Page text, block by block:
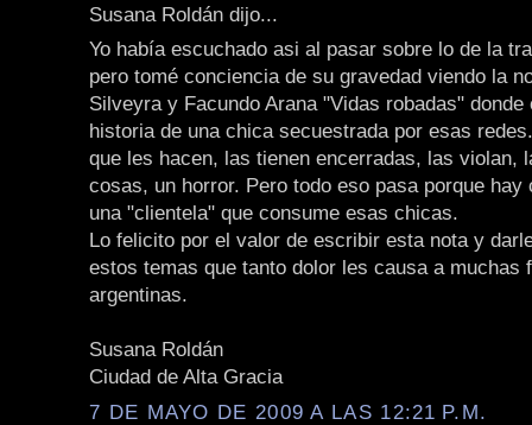
Susana Roldán dijo...
Yo había escuchado asi al pasar sobre lo de la
pero tomé conciencia de su gravedad viendo la
Silveyra y Facundo Arana "Vidas robadas" donde
historia de una chica secuestrada por esas
que les hacen, las tienen encerradas, las violan,
cosas, un horror. Pero todo eso pasa porque hay
una "clientela" que consume esas chicas.
Lo felicito por el valor de escribir esta nota y
estos temas que tanto dolor les causa a muchas
argentinas.
Susana Roldán
Ciudad de Alta Gracia
7 DE MAYO DE 2009 A LAS 12:21 P.M.